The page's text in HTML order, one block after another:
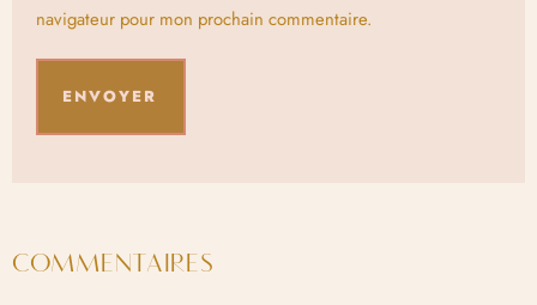
navigateur pour mon prochain commentaire.
COMMENTAIRES